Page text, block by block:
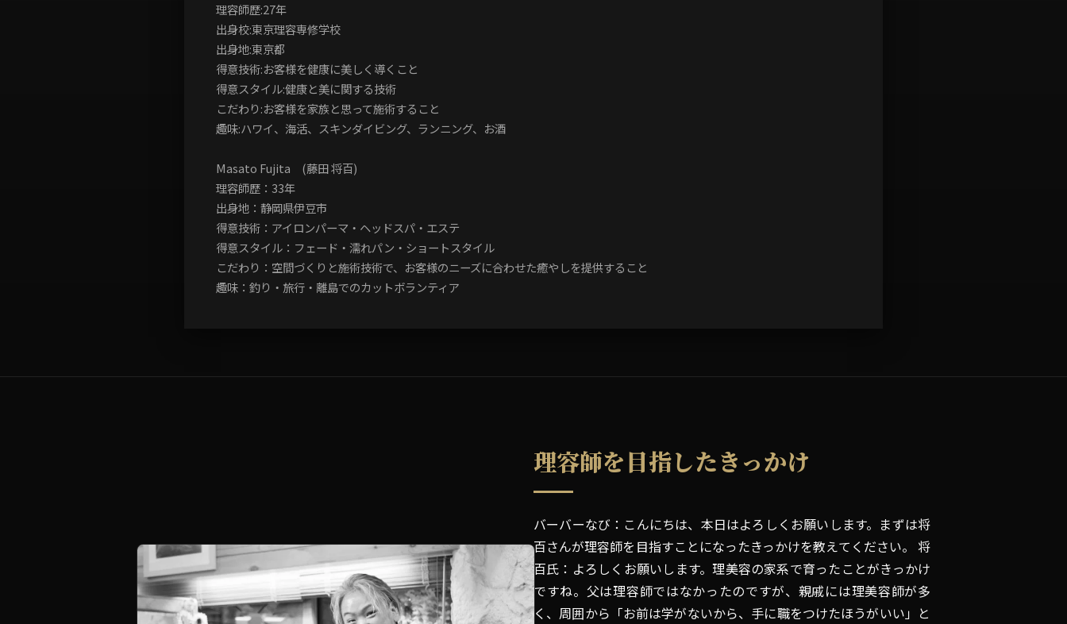
理容師歴:27年
出身校:東京理容専修学校
出身地:東京都
得意技術:お客様を健康に美しく導くこと
得意スタイル:健康と美に関する技術
こだわり:お客様を家族と思って施術すること
趣味:ハワイ、海活、スキンダイビング、ランニング、お酒
Masato Fujita (藤田 将百)
理容師歴：33年
出身地：静岡県伊豆市
得意技術：アイロンパーマ・ヘッドスパ・エステ
得意スタイル：フェード・濡れパン・ショートスタイル
こだわり：空間づくりと施術技術で、お客様のニーズに合わせた癒やしを提供すること
趣味：釣り・旅行・離島でのカットボランティア
理容師を目指したきっかけ
バーバーなび：こんにちは、本日はよろしくお願いします。まずは将
百さんが理容師を目指すことになったきっかけを教えてください。 将
百氏：よろしくお願いします。理美容の家系で育ったことがきっかけ
ですね。父は理容師ではなかったのですが、親戚には理美容師が多
く、周囲から「お前は学がないから、手に職をつけたほうがいい」と